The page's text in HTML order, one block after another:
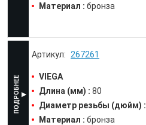
Материал : бронза
267261
VIEGA
Длина (мм) : 80
Диаметр резьбы (дюйм) :
Материал : бронза